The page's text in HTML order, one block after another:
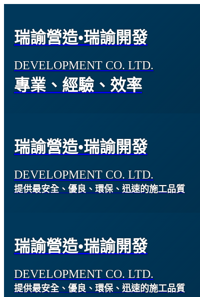
瑞諭營造•瑞諭開發
DEVELOPMENT CO. LTD.
專業、經驗、效率
瑞諭營造•瑞諭開發
DEVELOPMENT CO. LTD.
提供最安全、優良、環保、迅速的施工品質
瑞諭營造•瑞諭開發
DEVELOPMENT CO. LTD.
提供最安全、優良、環保、迅速的施工品質